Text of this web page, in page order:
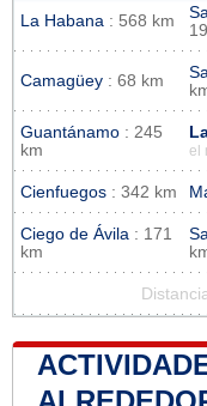
La Habana : 568 km
Camagüey : 68 km
Guantánamo : 245
km
el
Cienfuegos : 342 km
Ciego de Ávila : 171
km